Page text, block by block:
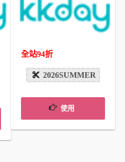
全站94折
2026SUMMER
使用